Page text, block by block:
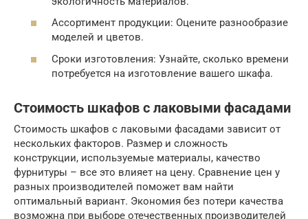
Ассортимент продукции: Оцените разнообразие
моделей и цветов.
Сроки изготовления: Узнайте, сколько времени
потребуется на изготовление вашего шкафа.
Стоимость шкафов с лаковыми фасадами
Стоимость шкафов с лаковыми фасадами зависит от
нескольких факторов. Размер и сложность
конструкции, используемые материалы, качество
фурнитуры – все это влияет на цену. Сравнение цен у
разных производителей поможет вам найти
оптимальный вариант. Экономия без потери качества
возможна при выборе отечественных производителей